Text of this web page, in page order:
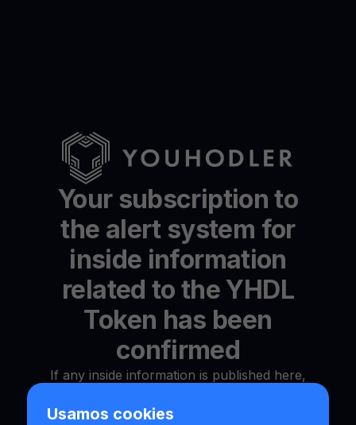
Your subscription to
the alert system for
inside information
related to the YHDL
Token has been
confirmed
If any inside information is published here,
address you have
Usamos cookies